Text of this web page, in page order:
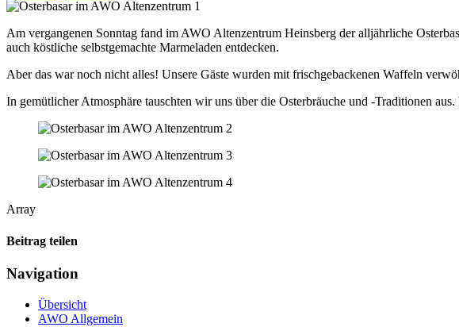
Am vergangenen Sonntag fand im AWO Altenzentrum Heinsberg der alljährliche
auch köstliche selbstgemachte Marmeladen entdecken.
Aber das war noch nicht alles! Unsere Gäste wurden mit frischgebackenen Waffeln
In gemütlicher Atmosphäre tauschten wir uns über die Osterbräuche und -Traditionen
Array
Beitrag teilen
Navigation
Übersicht
AWO Allgemein